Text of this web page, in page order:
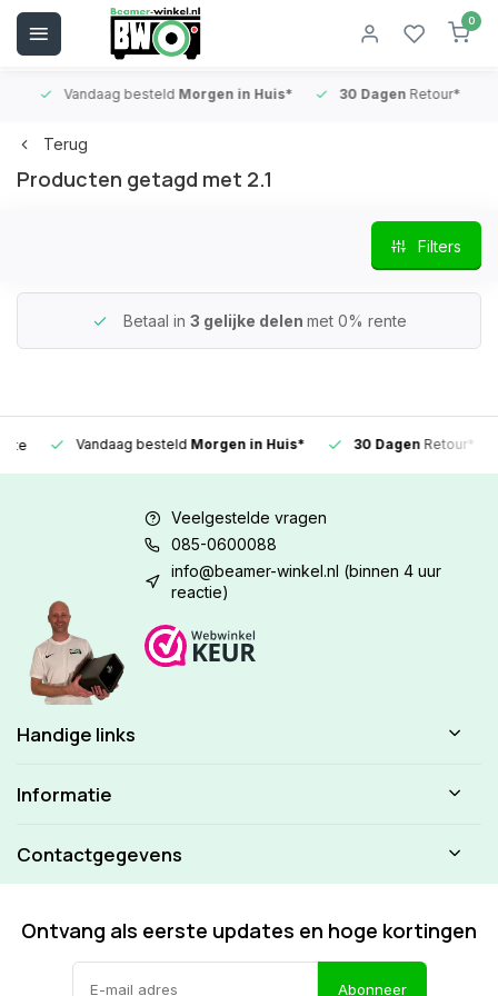
0
Vandaag besteldMorgen in Huis* 30 DagenRetour*
Terug
Producten getagd met 2.1
Filters
Betaal in 3 gelijke delen met 0% rente
Vandaag besteldMorgen in Huis* 30 DagenRetour*
Veelgestelde vragen
085-0600088
info@beamer-winkel.nl (binnen 4 uur
reactie)
Handige links
Informatie
Contactgegevens
Ontvang als eerste updates en hoge kortingen
Abonneer